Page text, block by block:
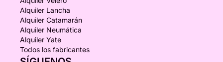
Alquiler Lancha
Alquiler Catamarán
Alquiler Neumática
Alquiler Yate
Todos los fabricantes